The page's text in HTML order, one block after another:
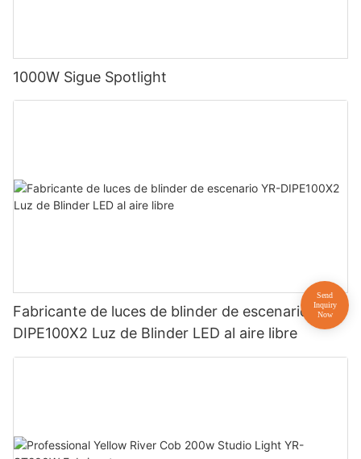
1000W Sigue Spotlight
Fabricante de luces de blinder de escenario YR-
DIPE100X2 Luz de Blinder LED al aire libre